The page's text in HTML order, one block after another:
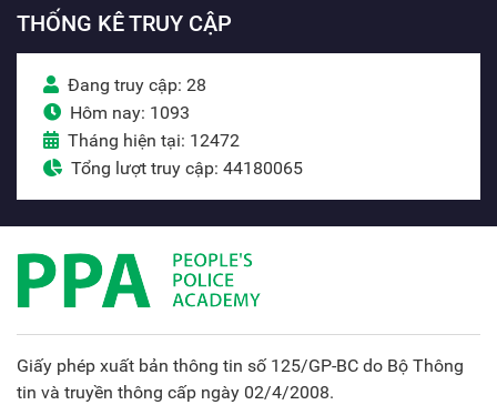
THỐNG KÊ TRUY CẬP
Đang truy cập: 28
Hôm nay: 1093
Tháng hiện tại: 12472
Tổng lượt truy cập: 44180065
Giấy phép xuất bản thông tin số 125/GP-BC do Bộ Thông
tin và truyền thông cấp ngày 02/4/2008.